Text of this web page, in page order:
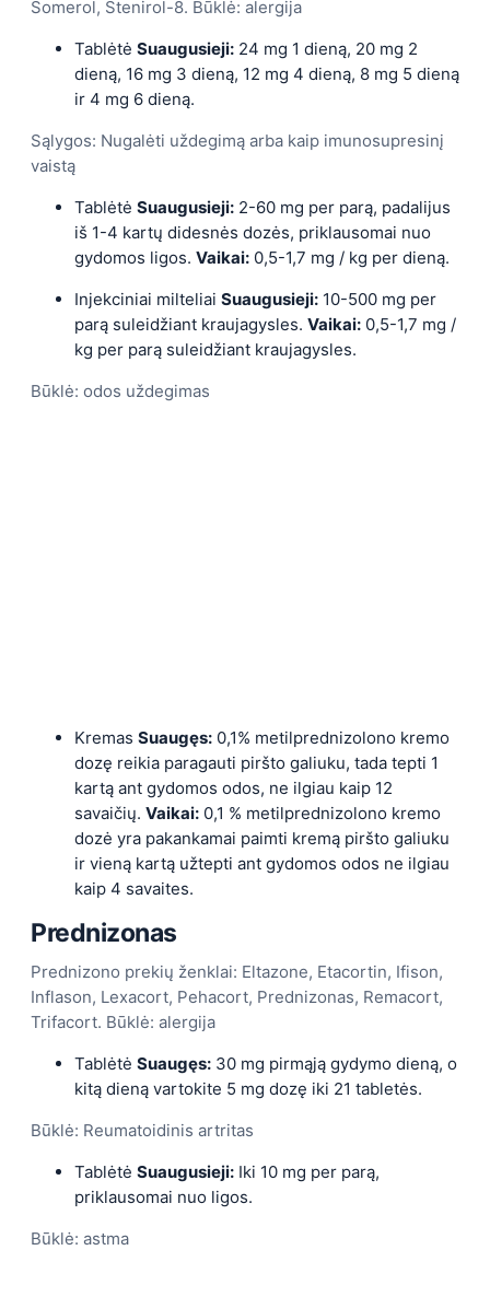
Somerol, Stenirol-8. Būklė: alergija
Tablėtė Suaugusieji: 24 mg 1 dieną, 20 mg 2
dieną, 16 mg 3 dieną, 12 mg 4 dieną, 8 mg 5 dieną
ir 4 mg 6 dieną.
Sąlygos: Nugalėti uždegimą arba kaip imunosupresinį
vaistą
Tablėtė Suaugusieji: 2-60 mg per parą, padalijus
iš 1-4 kartų didesnės dozės, priklausomai nuo
gydomos ligos. Vaikai: 0,5-1,7 mg / kg per dieną.
Injekciniai milteliai Suaugusieji: 10-500 mg per
parą suleidžiant kraujagysles. Vaikai: 0,5-1,7 mg /
kg per parą suleidžiant kraujagysles.
Būklė: odos uždegimas
Kremas Suaugęs: 0,1% metilprednizolono kremo
dozę reikia paragauti piršto galiuku, tada tepti 1
kartą ant gydomos odos, ne ilgiau kaip 12
savaičių. Vaikai: 0,1 % metilprednizolono kremo
dozė yra pakankamai paimti kremą piršto galiuku
ir vieną kartą užtepti ant gydomos odos ne ilgiau
kaip 4 savaites.
Prednizonas
Prednizono prekių ženklai: Eltazone, Etacortin, Ifison,
Inflason, Lexacort, Pehacort, Prednizonas, Remacort,
Trifacort. Būklė: alergija
Tablėtė Suaugęs: 30 mg pirmąją gydymo dieną, o
kitą dieną vartokite 5 mg dozę iki 21 tabletės.
Būklė: Reumatoidinis artritas
Tablėtė Suaugusieji: Iki 10 mg per parą,
priklausomai nuo ligos.
Būklė: astma